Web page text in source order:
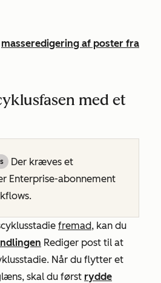
masseredigering af poster fra
med et
Der kræves et
Enterprise-abonnement
fremad, kan du
Rediger post til at
Når du flytter et
skal du først rydde